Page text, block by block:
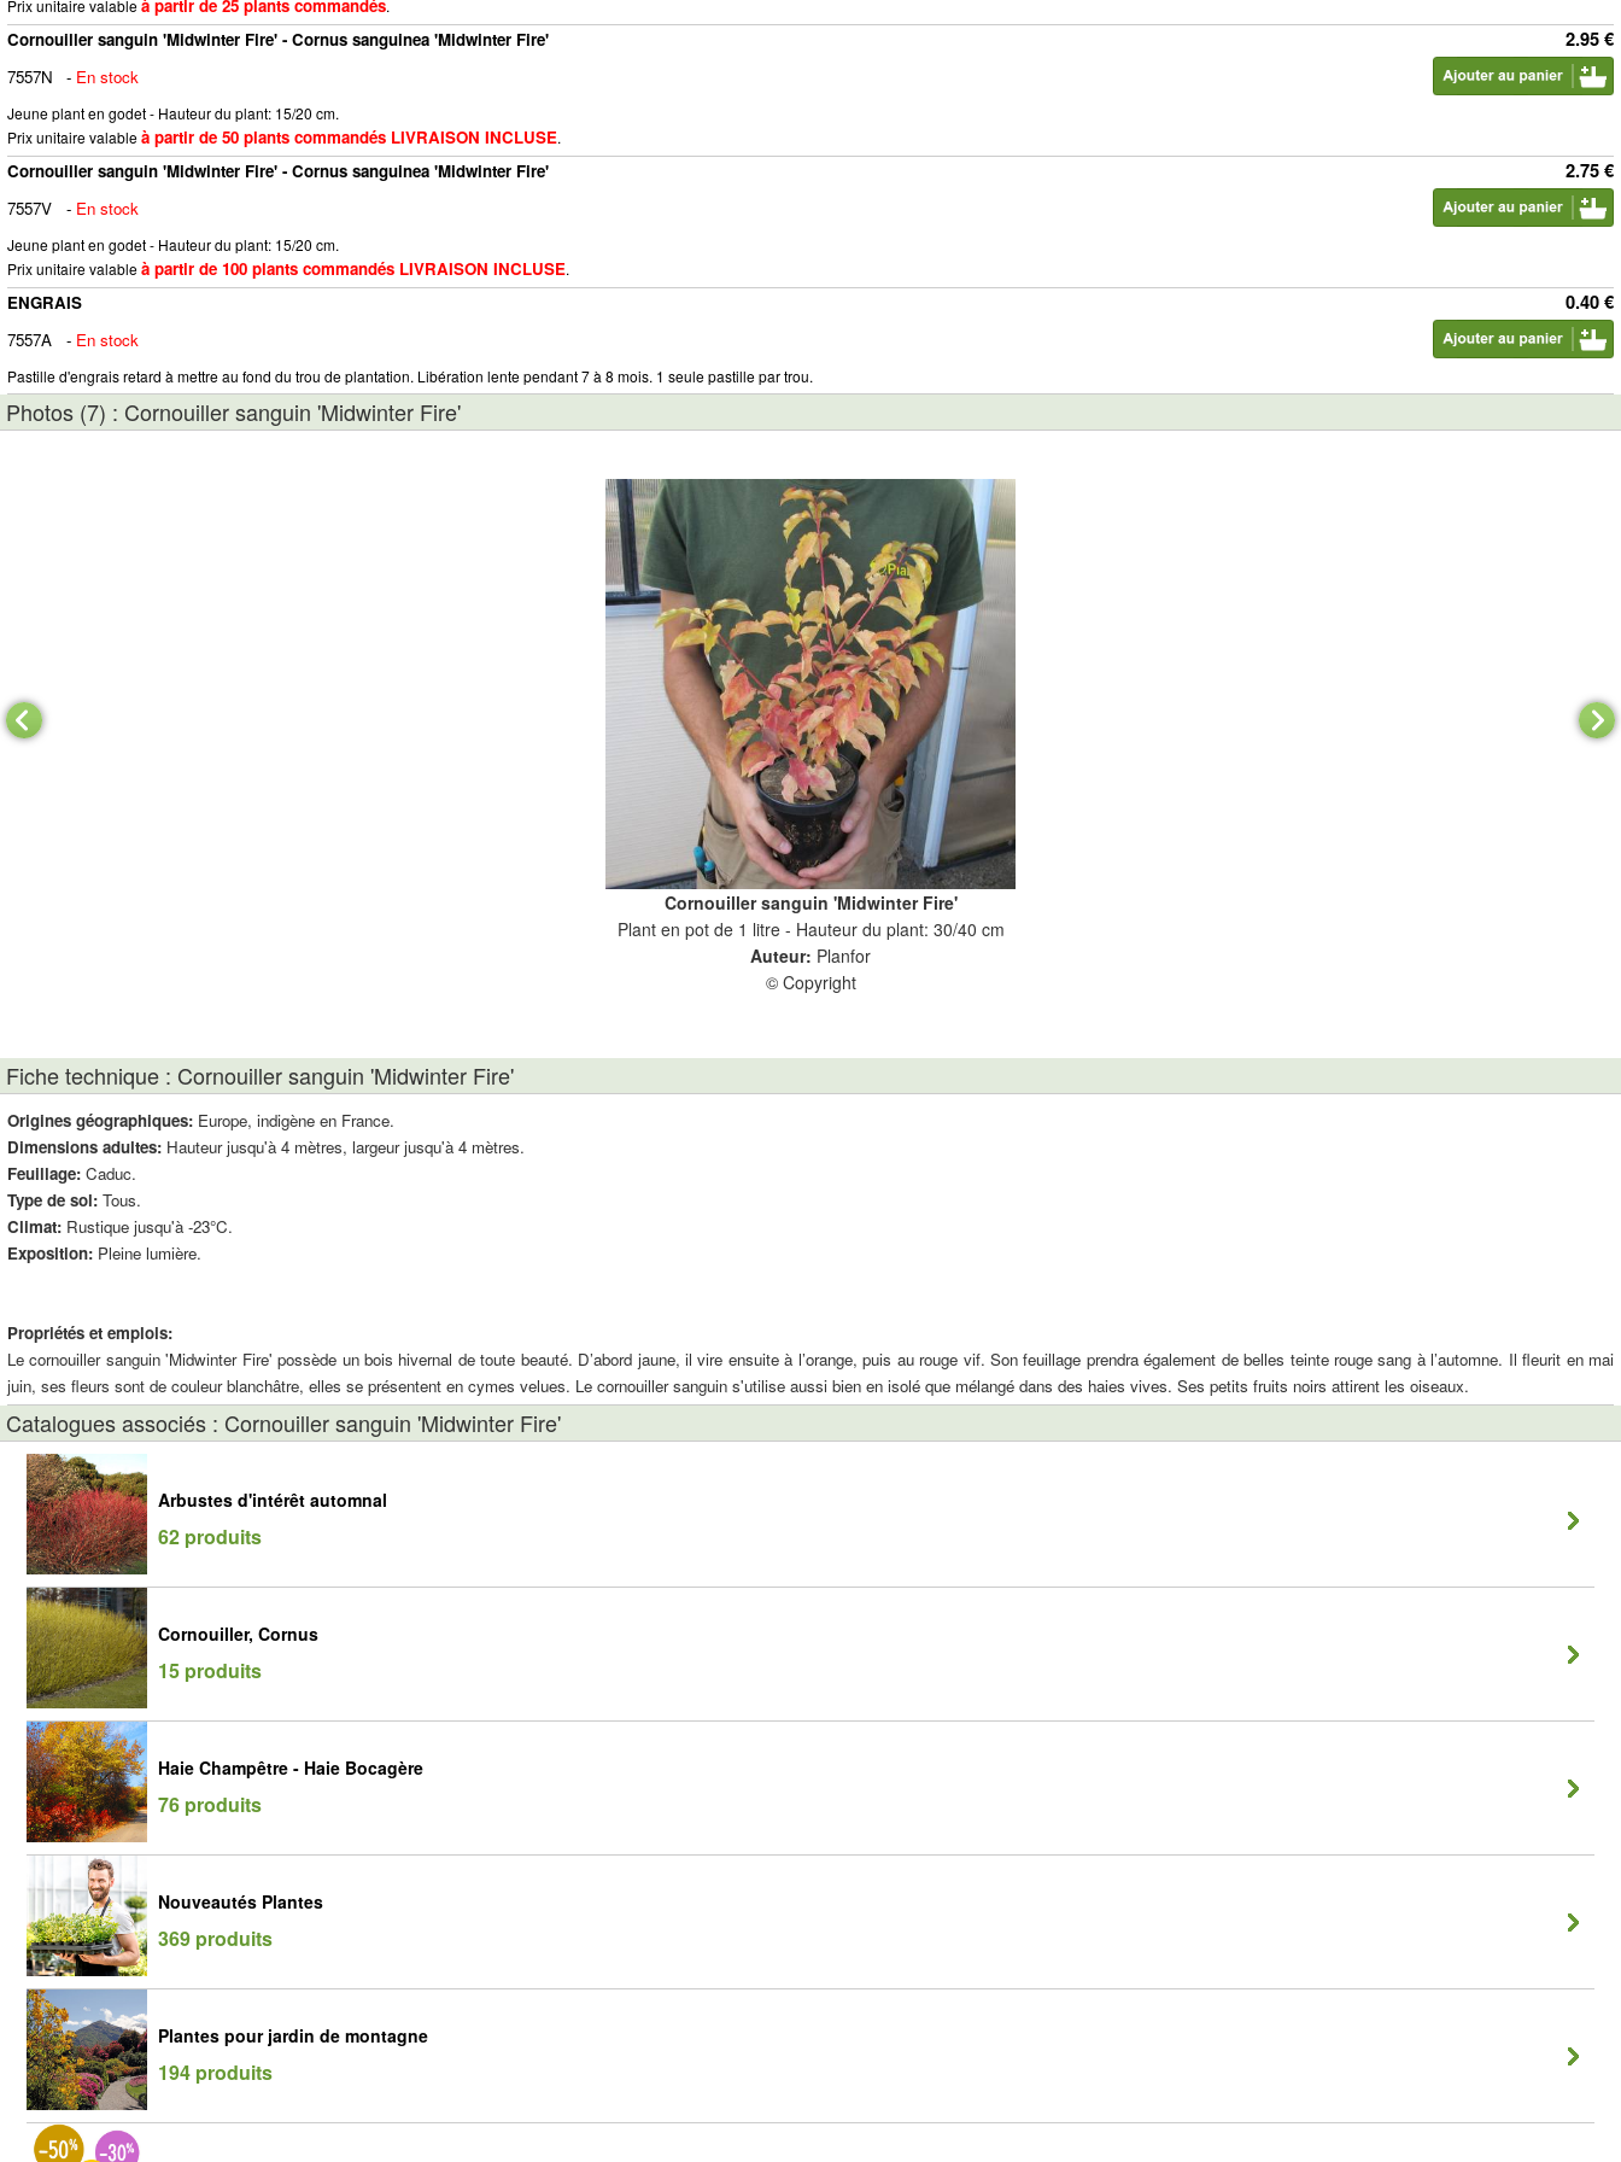
Prix unitaire valableà partir de 25 plants commandés.
2.95 €
Cornouiller sanguin 'Midwinter Fire' - Cornus sanguinea 'Midwinter Fire'
7557N
- En stock
Jeune plant en godet - Hauteur du plant: 15/20 cm.
Prix unitaire valableà partir de 50 plants commandés LIVRAISON INCLUSE.
2.75 €
Cornouiller sanguin 'Midwinter Fire' - Cornus sanguinea 'Midwinter Fire'
7557V
- En stock
Jeune plant en godet - Hauteur du plant: 15/20 cm.
Prix unitaire valableà partir de 100 plants commandés LIVRAISON INCLUSE.
0.40 €
ENGRAIS
7557A
- En stock
Pastille d'engrais retard à mettre au fond du trou de plantation. Libération lente pendant 7 à 8 mois. 1 seule pastille par trou.
Photos (7) : Cornouiller sanguin 'Midwinter Fire'
Cornouiller sanguin 'Midwinter Fire'
Plant en pot de 1 litre - Hauteur du plant: 30/40 cm
Auteur: Planfor
© Copyright
Fiche technique : Cornouiller sanguin 'Midwinter Fire'
Origines géographiques: Europe, indigène en France.
Dimensions adultes: Hauteur jusqu'à 4 mètres, largeur jusqu'à 4 mètres.
Feuillage: Caduc.
Type de sol: Tous.
Climat: Rustique jusqu'à -23°C.
Exposition: Pleine lumière.
Propriétés et emplois:
Le cornouiller sanguin 'Midwinter Fire' possède un bois hivernal de toute beauté. D’abord jaune, il vire ensuite à l’orange, puis au rouge vif. Son feuillage prendra également de belles teinte rouge sang à l’automne. Il fleurit en mai
juin, ses fleurs sont de couleur blanchâtre, elles se présentent en cymes velues. Le cornouiller sanguin s'utilise aussi bien en isolé que mélangé dans des haies vives. Ses petits fruits noirs attirent les oiseaux.
Catalogues associés : Cornouiller sanguin 'Midwinter Fire'
Arbustes d'intérêt automnal
62 produits
Cornouiller, Cornus
15 produits
Haie Champêtre - Haie Bocagère
76 produits
Nouveautés Plantes
369 produits
Plantes pour jardin de montagne
194 produits